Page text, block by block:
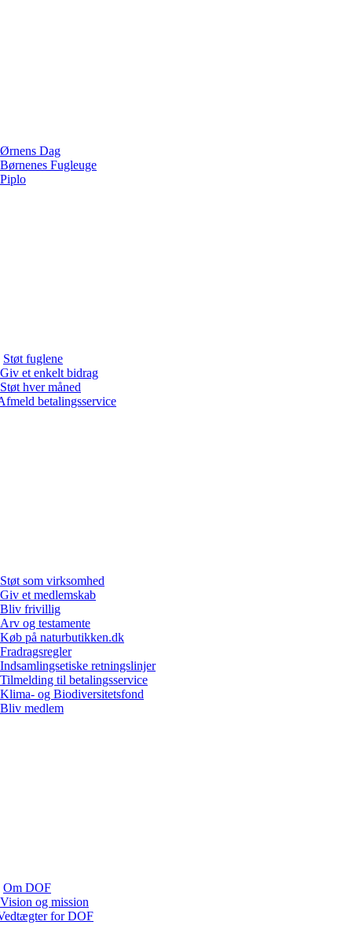
Ørnens Dag
Børnenes Fugleuge
Piplo
Støt fuglene
Giv et enkelt bidrag
Støt hver måned
betalingsservice
Støt som virksomhed
Giv et medlemskab
Bliv frivillig
Arv og testamente
Køb på naturbutikken.dk
Fradragsregler
Indsamlingsetiske retningslinjer
Tilmelding til betalingsservice
Klima- og Biodiversitetsfond
Bliv medlem
Om DOF
Vision og mission
for DOF